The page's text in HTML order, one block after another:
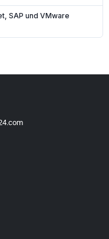
SAP und VMware